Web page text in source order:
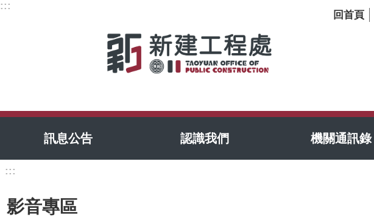
跳到主要內容區塊
:::
回首頁
訊息公告 認識我們 機關通訊錄
:::
影音專區